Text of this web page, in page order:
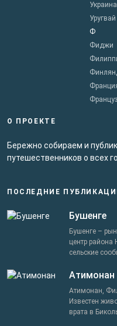
Украина
Уругвай
Ф
Фиджи
О ПРОЕКТЕ
Бережно собираем и
путешественников о всех
ПОСЛЕДНИЕ
Бушенге
Бушенге –
центр
сельские
Атимонан
Атимонан,
Известен
врата в